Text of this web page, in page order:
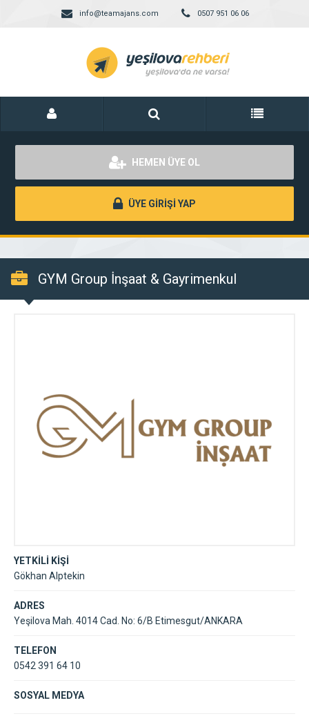
info@teamajans.com 0507 951 06 06
HEMEN ÜYE OL
ÜYE GİRİŞİ YAP
GYM Group İnşaat & Gayrimenkul
YETKİLİ KİŞİ
Gökhan Alptekin
ADRES
Yeşilova Mah. 4014 Cad. No: 6/B Etimesgut/ANKARA
TELEFON
0542 391 64 10
SOSYAL MEDYA